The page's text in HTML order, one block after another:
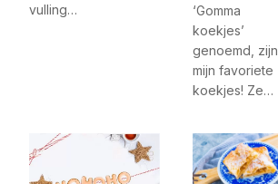
vulling…
‘Gomma
koekjes’
genoemd, zijn
mijn favoriete
koekjes! Ze…